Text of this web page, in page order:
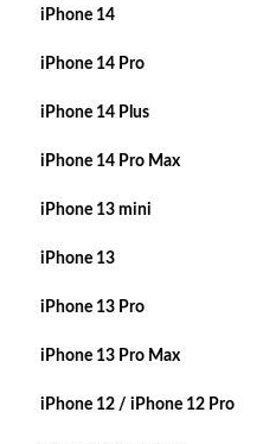
iPhone 14
iPhone 14 Pro
iPhone 14 Plus
iPhone 14 Pro Max
iPhone 13 mini
iPhone 13
iPhone 13 Pro
iPhone 13 Pro Max
iPhone 12 / iPhone 12 Pro